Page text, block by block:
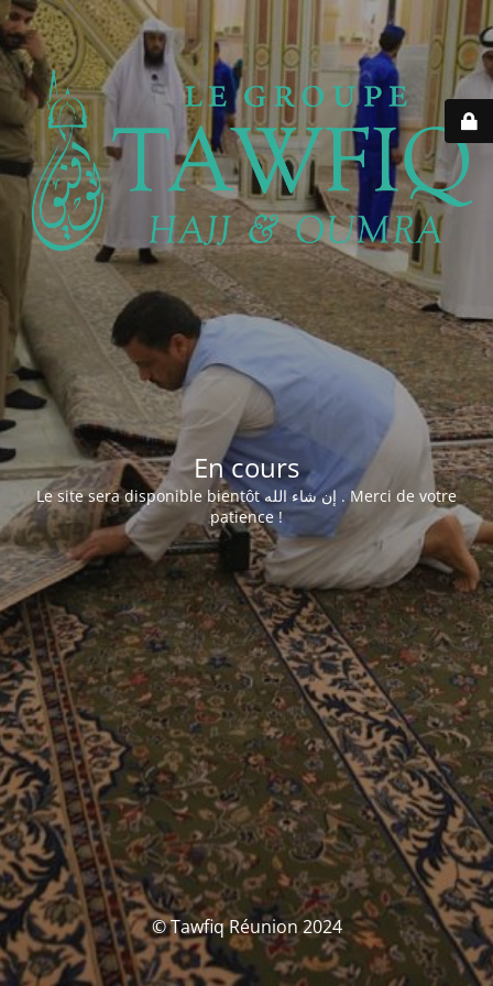
En cours
Le site sera disponible bientôt إن شاء الله . Merci de votre
patience !
© Tawfiq Réunion 2024